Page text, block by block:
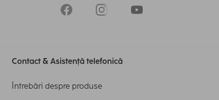
Contact & Asistență telefonică
Întrebări despre produse